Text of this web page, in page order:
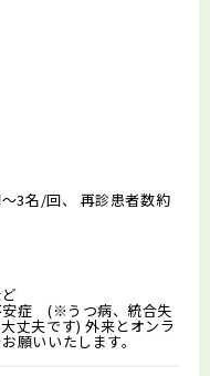
3名/回、 再診患者数約
安症 (※うつ病、統合失
丈夫です) 外来とオンラ
願いいたします。